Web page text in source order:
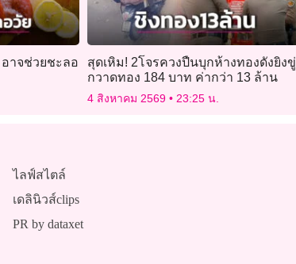
อาจช่วยชะลอ
สุดเหิม! 2โจรควงปืนบุกห้างทองดังยิงขู่
กวาดทอง 184 บาท ค่ากว่า 13 ล้าน
4 สิงหาคม 2569 23:25 น.
ไลฟ์สไตล์
เดลินิวส์clips
PR by dataxet